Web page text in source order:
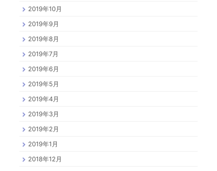
2019年10月
2019年9月
2019年8月
2019年7月
2019年6月
2019年5月
2019年4月
2019年3月
2019年2月
2019年1月
2018年12月